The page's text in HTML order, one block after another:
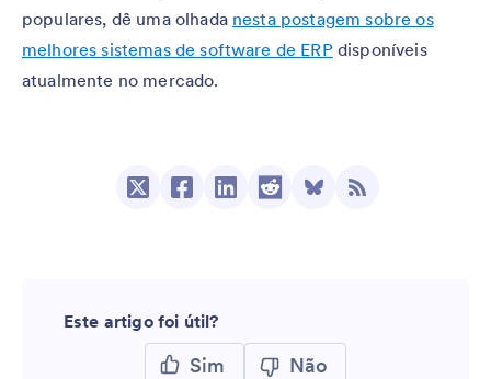
populares, dê uma olhada nesta postagem sobre os
melhores sistemas de software de ERP disponíveis
atualmente no mercado.
Este artigo foi útil?
Sim Não